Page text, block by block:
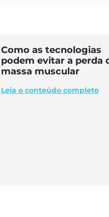
Como as tecnologias
podem evitar a perda
massa muscular
Leia o conteúdo completo